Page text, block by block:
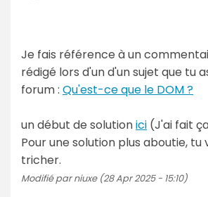
Je fais référence à un
rédigé lors d'un d'un sujet que tu
forum : Qu'est-ce que le DOM ?
un début de solutionici (J'ai fait
Pour une solution plus aboutie, tu
tricher.
Modifié par niuxe (28 Apr 2025 - 15:10)